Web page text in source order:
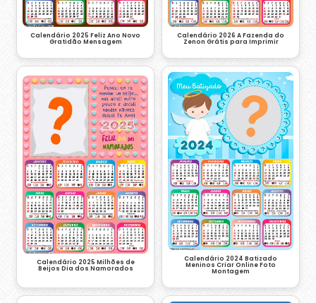
Calendário 2025 Feliz Ano Novo
Gratidão Mensagem
Calendário 2026 A Fazenda do
Zenon Grátis para Imprimir
Calendário 2025 Milhões de
Beijos Dia dos Namorados
Calendário 2024 Batizado
Meninos Criar Online Foto
Montagem